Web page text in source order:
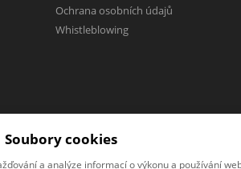
Ochrana osobních údajů
Whistleblowing
Soubory cookies
a analýze informací o výkonu a používání